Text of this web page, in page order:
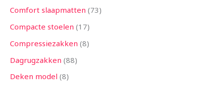
Comfort slaapmatten 73
Compacte stoelen 17
Compressiezakken 8
Dagrugzakken 88
Deken model 8